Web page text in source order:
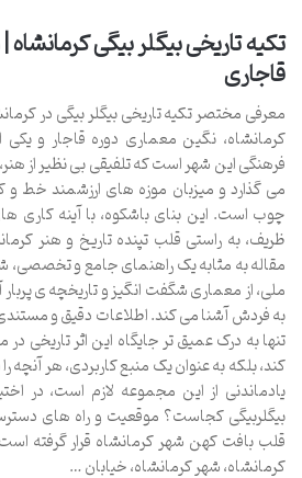
تکیه تاریخی بیگلر بیگی
قاجاری
معرفی مختصر تکیه تاریخی بیگلر بیگی در
کرمانشاه، نگین معماری دوره قاجار و
فرهنگی این شهر است که تلفیقی بی نظیر از
می گذارد و میزبان موزه های ارزشمند خط و
چوب است. این بنای باشکوه، با آینه
ظریف، به راستی قلب تپنده تاریخ و هنر
مقاله به مثابه یک راهنمای جامع و تخصصی،
ملی، از معماری شگفت انگیز و تاریخچه ی
به فردش آشنا می کند. اطلاعات دقیق و مستندی
تنها به درک عمیق تر جایگاه این اثر تاریخی
کند، بلکه به عنوان یک منبع کاربردی، هر آنچه
یادماندنی از این مجموعه لازم است، در
بیگلربیگی کجاست؟ موقعیت و راه های
قلب بافت کهن شهر کرمانشاه قرار گرفته
کرمانشاه، شهر کرمانشاه، خیابان …